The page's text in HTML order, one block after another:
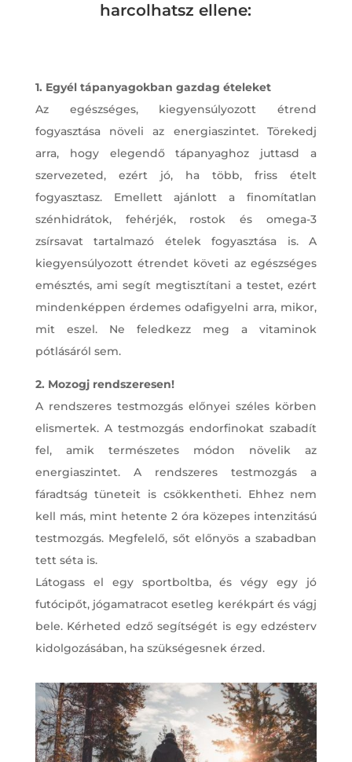
harcolhatsz ellene:
1. Egyél tápanyagokban gazdag ételeket
Az egészséges, kiegyensúlyozott étrend
fogyasztása növeli az energiaszintet. Törekedj
arra, hogy elegendő tápanyaghoz juttasd a
szervezeted, ezért jó, ha több, friss ételt
fogyasztasz. Emellett ajánlott a finomítatlan
szénhidrátok, fehérjék, rostok és omega-3
zsírsavat tartalmazó ételek fogyasztása is. A
kiegyensúlyozott étrendet követi az egészséges
emésztés, ami segít megtisztítani a testet, ezért
mindenképpen érdemes odafigyelni arra, mikor,
mit eszel. Ne feledkezz meg a vitaminok
pótlásáról sem.
2. Mozogj rendszeresen!
A rendszeres testmozgás előnyei széles körben
elismertek. A testmozgás endorfinokat szabadít
fel, amik természetes módon növelik az
energiaszintet. A rendszeres testmozgás a
fáradtság tüneteit is csökkentheti. Ehhez nem
kell más, mint hetente 2 óra közepes intenzitású
testmozgás. Megfelelő, sőt előnyös a szabadban
tett séta is.
Látogass el egy sportboltba, és végy egy jó
futócipőt, jógamatracot esetleg kerékpárt és vágj
bele. Kérheted edző segítségét is egy edzésterv
kidolgozásában, ha szükségesnek érzed.